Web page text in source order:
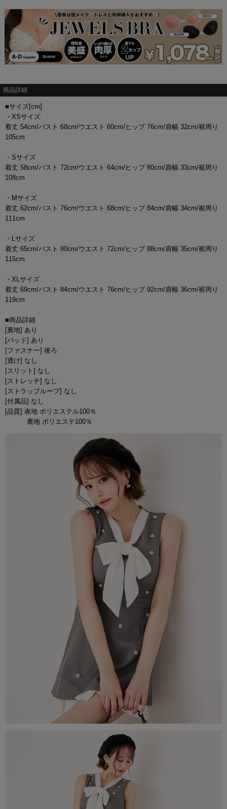
商品詳細
■サイズ[cm]
・XSサイズ
着丈 54cm/バスト 68cm/ウエスト 60cm/ヒップ 76cm/肩幅 32cm/裾周り
105cm
・Sサイズ
着丈 58cm/バスト 72cm/ウエスト 64cm/ヒップ 80cm/肩幅 33cm/裾周り
108cm
・Mサイズ
着丈 62cm/バスト 76cm/ウエスト 68cm/ヒップ 84cm/肩幅 34cm/裾周り
111cm
・Lサイズ
着丈 65cm/バスト 80cm/ウエスト 72cm/ヒップ 88cm/肩幅 35cm/裾周り
115cm
・XLサイズ
着丈 69cm/バスト 84cm/ウエスト 76cm/ヒップ 92cm/肩幅 36cm/裾周り
119cm
■商品詳細
[裏地] あり
[パッド] あり
[ファスナー] 後ろ
[透け] なし
[スリット] なし
[ストレッチ] なし
[ストラップループ] なし
[付属品] なし
[品質] 表地 ポリエステル100％
裏地 ポリエステ100％